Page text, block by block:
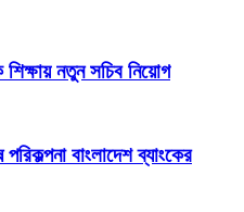
নতুন সচিব নিয়োগ
বাংলাদেশ ব্যাংকের